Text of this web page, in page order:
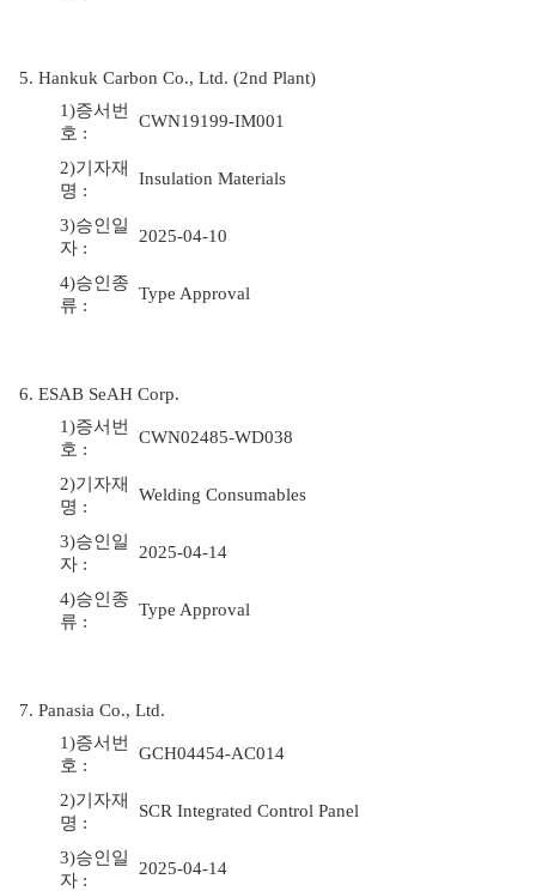
5. Hankuk Carbon Co., Ltd. (2nd Plant)
1)증서번
호 :
CWN19199-IM001
2)기자재
명 :
Insulation Materials
3)승인일
자 :
2025-04-10
4)승인종
류 :
Type Approval
6. ESAB SeAH Corp.
1)증서번
호 :
CWN02485-WD038
2)기자재
명 :
Welding Consumables
3)승인일
자 :
2025-04-14
4)승인종
류 :
Type Approval
7. Panasia Co., Ltd.
1)증서번
호 :
GCH04454-AC014
2)기자재
명 :
SCR Integrated Control Panel
3)승인일
자 :
2025-04-14